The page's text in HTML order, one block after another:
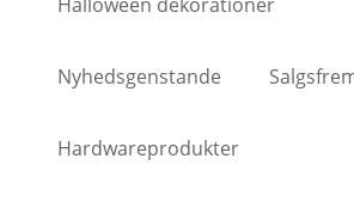
Nyhedsgenstande
Hardwareprodukter